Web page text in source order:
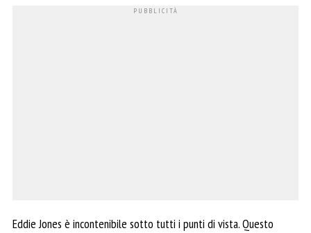
Eddie Jones è incontenibile sotto tutti i punti di vista. Questo